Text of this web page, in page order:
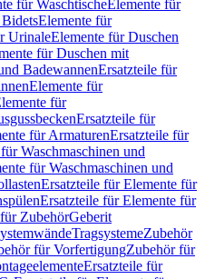
für WaschtischeElemente für
Elemente für
UrinaleElemente für Duschen
für Duschen mit
BadewannenErsatzteile für
Elemente für
für
Ersatzteile für
für ArmaturenErsatzteile für
Waschmaschinen und
für Waschmaschinen und
Ersatzteile für Elemente für
Ersatzteile für Elemente für
ZubehörGeberit
TragsystemeZubehör
für VorfertigungZubehör für
Ersatzteile für